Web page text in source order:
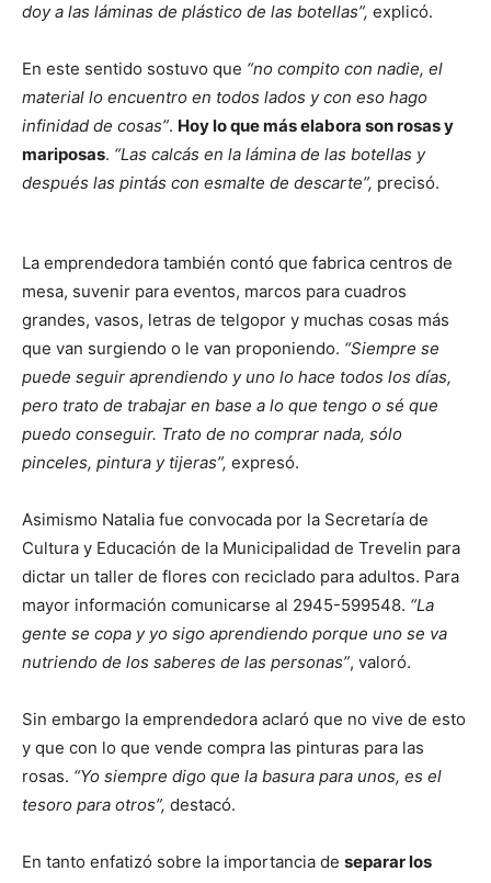
doy a las láminas de plástico de las botellas”, explicó.
En este sentido sostuvo que “no compito con nadie, el
material lo encuentro en todos lados y con eso hago
infinidad de cosas”. Hoy lo que más elabora son rosas y
mariposas. “Las calcás en la lámina de las botellas y
después las pintás con esmalte de descarte”, precisó.
La emprendedora también contó que fabrica centros de
mesa, suvenir para eventos, marcos para cuadros
grandes, vasos, letras de telgopor y muchas cosas más
que van surgiendo o le van proponiendo. “Siempre se
puede seguir aprendiendo y uno lo hace todos los días,
pero trato de trabajar en base a lo que tengo o sé que
puedo conseguir. Trato de no comprar nada, sólo
pinceles, pintura y tijeras”, expresó.
Asimismo Natalia fue convocada por la Secretaría de
Cultura y Educación de la Municipalidad de Trevelin para
dictar un taller de flores con reciclado para adultos. Para
mayor información comunicarse al 2945-599548. “La
gente se copa y yo sigo aprendiendo porque uno se va
nutriendo de los saberes de las personas”, valoró.
Sin embargo la emprendedora aclaró que no vive de esto
y que con lo que vende compra las pinturas para las
rosas. “Yo siempre digo que la basura para unos, es el
tesoro para otros”, destacó.
En tanto enfatizó sobre la importancia de separar los